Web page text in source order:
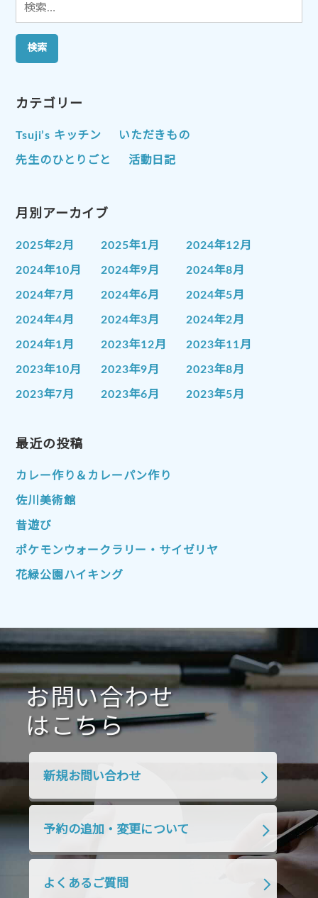
検
索:
カテゴリー
Tsuji’s キッチン いただきもの
先生のひとりごと 活動日記
月別アーカイブ
2025年2月 2025年1月 2024年12月
2024年10月 2024年9月 2024年8月
2024年7月 2024年6月 2024年5月
2024年4月 2024年3月 2024年2月
2024年1月 2023年12月 2023年11月
2023年10月 2023年9月 2023年8月
2023年7月 2023年6月 2023年5月
2023年1月
2022年10月 2022年9月
2022年7月
2022年4月
2022年1月 2021年12月 2021年11月
2021年10月 2021年9月
2021年1月 2020年12月 2020年11月
2020年10月 2020年9月 2020年8月
2020年7月 2020年6月 2020年5月
2020年4月 2020年3月 2020年2月
2019年10月 2019年9月
2018年7月 2018年6月
最近の投稿
カレー作り＆カレーパン作り
佐川美術館
昔遊び
ポケモンウォークラリー・サイゼリヤ
花緑公園ハイキング
お問い合わせ
はこちら
新規お問い合わせ
予約の追加・変更について
よくあるご質問